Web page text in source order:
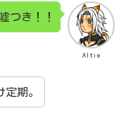
Altie
つき！！
期。